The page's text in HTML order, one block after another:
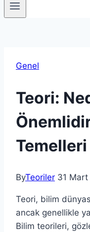
Genel
Teori:
Temelleri
ByTeoriler 31
Teori, bilim
ancak genellikle
Bilim teorileri,